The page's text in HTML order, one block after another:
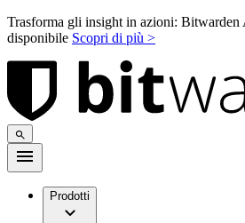
Trasforma gli insight in azioni: Bitwarden
disponibile Scopri di più >
Prodotti